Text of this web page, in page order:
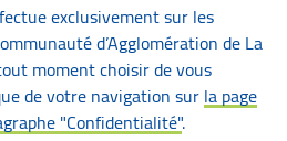
exclusivement sur les
d’Agglomération de La
moment choisir de vous
de votre navigation surla page
"Confidentialité".